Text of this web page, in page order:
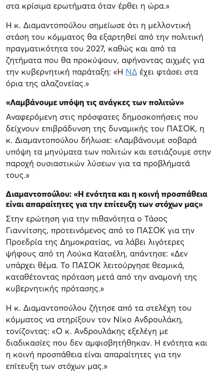
στα κρίσιμα ερωτήματα όταν έρθει η ώρα.»
Η κ. Διαμαντοπούλου σημείωσε ότι η μελλοντική
στάση του κόμματος θα εξαρτηθεί από την πολιτική
πραγματικότητα του 2027, καθώς και από τα
ζητήματα που θα προκύψουν, αφήνοντας αιχμές για
την κυβερνητική παράταξη: «Η ΝΔ έχει φτάσει στα
όρια της αλαζονείας.»
«Λαμβάνουμε υπόψη τις ανάγκες των πολιτών»
Αναφερόμενη στις πρόσφατες δημοσκοπήσεις που
δείχνουν επιβράδυνση της δυναμικής του ΠΑΣΟΚ, η
κ. Διαμαντοπούλου δήλωσε: «Λαμβάνουμε σοβαρά
υπόψη τα μηνύματα των πολιτών και εστιάζουμε στην
παροχή ουσιαστικών λύσεων για τα προβλήματά
τους.»
Διαμαντοπούλου: «Η ενότητα και η κοινή προσπάθεια
είναι απαραίτητες για την επίτευξη των στόχων μας»
Στην ερώτηση για την πιθανότητα ο Τάσος
Γιαννίτσης, προτεινόμενος από το ΠΑΣΟΚ για την
Προεδρία της Δημοκρατίας, να λάβει λιγότερες
ψήφους από τη Λούκα Κατσέλη, απάντησε: «Δεν
υπάρχει θέμα. Το ΠΑΣΟΚ λειτούργησε θεσμικά,
καταθέτοντας πρόταση μετά από την αναμονή της
κυβερνητικής πρότασης.»
Η κ. Διαμαντοπούλου ζήτησε από τα στελέχη του
κόμματος να στηρίξουν τον Νίκο Ανδρουλάκη,
τονίζοντας: «Ο κ. Ανδρουλάκης εξελέγη με
διαδικασίες που δεν αμφισβητήθηκαν. Η ενότητα και
η κοινή προσπάθεια είναι απαραίτητες για την
επίτευξη των στόχων μας.»